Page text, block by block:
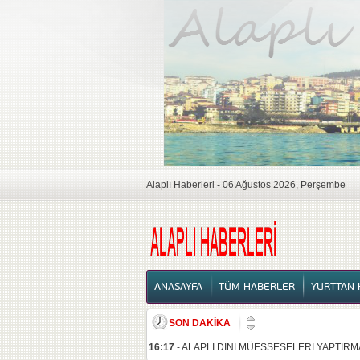
Alaplı Haberleri - 06 Ağustos 2026, Perşembe
ANASAYFA
ANASAYFA TÜM HABERLER YURTTAN
SON DAKİKA
16:17 -ALAPLI DİNİ MÜESSESELERİ